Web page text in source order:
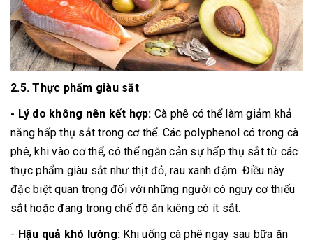
2.5. Thực phẩm giàu sắt
- Lý do không nên kết hợp: Cà phê có thể làm giảm khả
năng hấp thụ sắt trong cơ thể. Các polyphenol có trong cà
phê, khi vào cơ thể, có thể ngăn cản sự hấp thụ sắt từ các
thực phẩm giàu sắt như thịt đỏ, rau xanh đậm. Điều này
đặc biệt quan trọng đối với những người có nguy cơ thiếu
sắt hoặc đang trong chế độ ăn kiêng có ít sắt.
- Hậu quả khó lường: Khi uống cà phê ngay sau bữa ăn